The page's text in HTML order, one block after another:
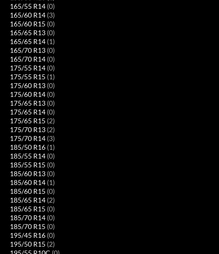
165/55 R14 (0)
165/60 R14 (3)
165/60 R15 (0)
165/65 R13 (0)
165/65 R14 (1)
165/70 R13 (0)
165/70 R14 (0)
175/55 R14 (0)
175/55 R15 (1)
175/60 R13 (0)
175/60 R14 (0)
175/65 R13 (0)
175/65 R14 (0)
175/65 R15 (2)
175/70 R13 (2)
175/70 R14 (3)
185/50 R16 (1)
185/55 R14 (0)
185/55 R15 (0)
185/60 R13 (0)
185/60 R14 (1)
185/60 R15 (0)
185/65 R14 (2)
185/65 R15 (0)
185/70 R14 (0)
185/70 R15 (0)
195/45 R16 (0)
195/50 R15 (2)